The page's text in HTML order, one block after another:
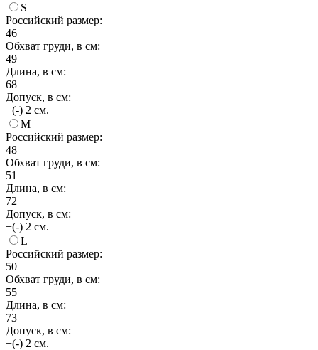
S
Российский размер:
46
Обхват груди, в см:
49
Длина, в см:
68
Допуск, в см:
+(-) 2 см.
M
Российский размер:
48
Обхват груди, в см:
51
Длина, в см:
72
Допуск, в см:
+(-) 2 см.
L
Российский размер:
50
Обхват груди, в см:
55
Длина, в см:
73
Допуск, в см:
+(-) 2 см.